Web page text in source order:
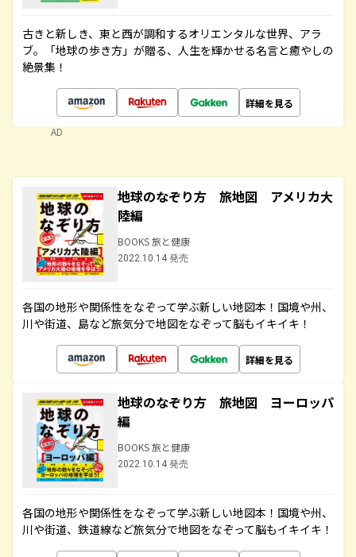
古きと新しき、東と西が調和するオリエンタルな世界、アラ
ブ。「地球の歩き方」が贈る、人生を輝かせる名言と癒やしの
絶景集！
詳細を見る
AD
地球のなぞり方 旅地図 アメリカ大
陸編
BOOKS 旅と健康
2022.10.14 発売
各国の地形や関係性をなぞって学ぶ新しい地図本！国境や州、
川や街道、島など旅気分で地図をなぞって脳もイキイキ！
詳細を見る
地球のなぞり方 旅地図 ヨーロッパ
編
BOOKS 旅と健康
2022.10.14 発売
各国の地形や関係性をなぞって学ぶ新しい地図本！国境や州、
川や街道、鉄道線など旅気分で地図をなぞって脳もイキイキ！